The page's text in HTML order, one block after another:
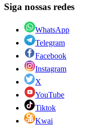
Siga nossas redes
WhatsApp
Telegram
Facebook
Instagram
X
YouTube
Tiktok
Kwai